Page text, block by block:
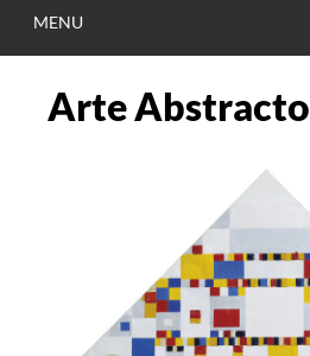
MENU
Arte Abstracto